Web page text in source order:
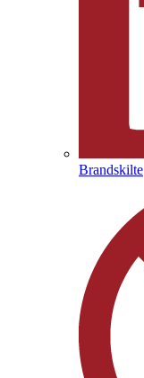
Brandskilte